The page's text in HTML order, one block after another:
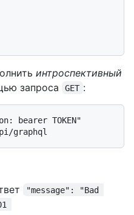
интроспективный
запроса GET :
bearer TOKEN"
"message": "Bad